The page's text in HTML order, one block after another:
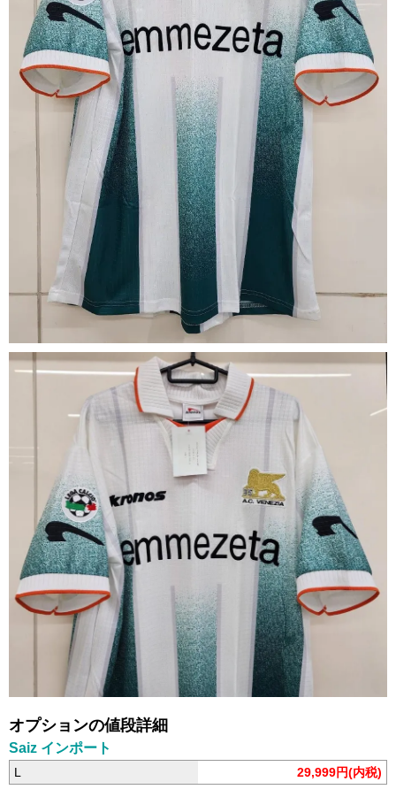
オプションの値段詳細
Saiz インポート
L 29,999円(内税)